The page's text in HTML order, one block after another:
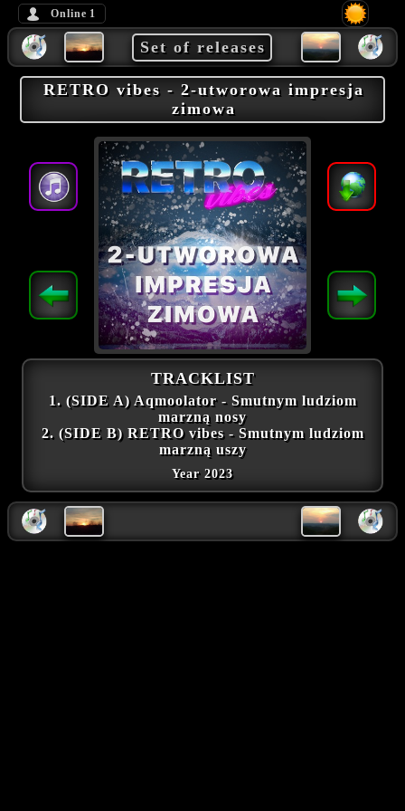
Online 1
Set of releases
RETRO vibes - 2-utworowa impresja
zimowa
TRACKLIST
1. (SIDE A) Aqmoolator - Smutnym ludziom
marzną nosy
2. (SIDE B) RETRO vibes - Smutnym ludziom
marzną uszy
Year 2023